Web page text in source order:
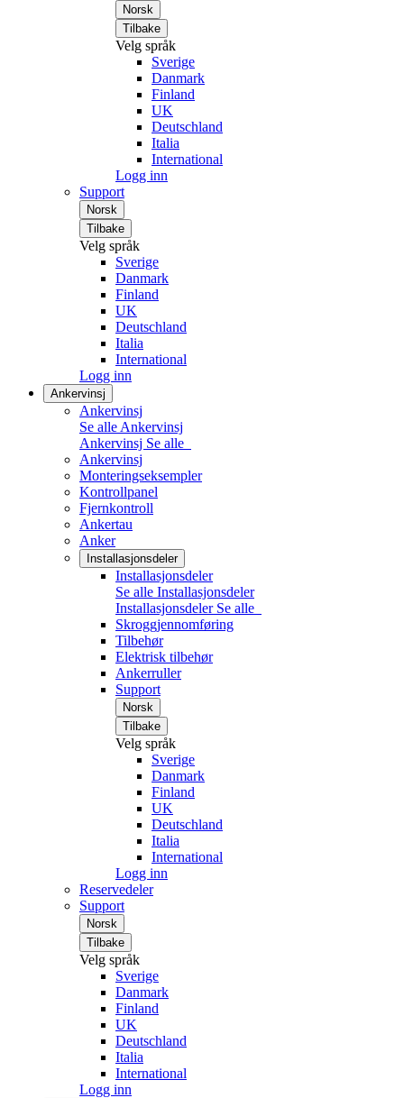
Norsk
Tilbake
Velg språk
Sverige
Danmark
Finland
UK
Deutschland
Italia
International
Logg inn
Support
Norsk
Tilbake
Velg språk
Sverige
Danmark
Finland
UK
Deutschland
Italia
International
Logg inn
Ankervinsj
Ankervinsj
Se alle Ankervinsj
Ankervinsj Se alle
Ankervinsj
Monteringseksempler
Kontrollpanel
Fjernkontroll
Ankertau
Anker
Installasjonsdeler
Installasjonsdeler
Se alle Installasjonsdeler
Installasjonsdeler Se alle
Skroggjennomføring
Tilbehør
Elektrisk tilbehør
Ankerruller
Support
Norsk
Tilbake
Velg språk
Sverige
Danmark
Finland
UK
Deutschland
Italia
International
Logg inn
Reservedeler
Support
Norsk
Tilbake
Velg språk
Sverige
Danmark
Finland
UK
Deutschland
Italia
International
Logg inn